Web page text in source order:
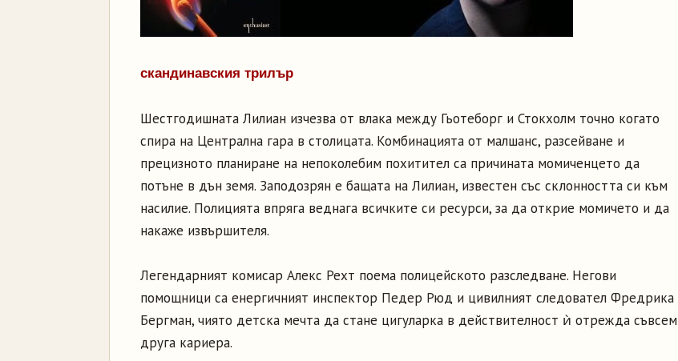
скандинавския трилър
Шестгодишната Лилиан изчезва от влака между Гьотеборг и Стокхолм точно когато
спира на Централна гара в столицата. Комбинацията от малшанс, разсейване и
прецизното планиране на непоколебим похитител са причината момиченцето да
потъне в дън земя. Заподозрян е бащата на Лилиан, известен със склонността си към
насилие. Полицията впряга веднага всичките си ресурси, за да открие момичето и да
накаже извършителя.
Легендарният комисар Алекс Рехт поема полицейското разследване. Негови
помощници са енергичният инспектор Педер Рюд и цивилният следовател Фредрика
Бергман, чиято детска мечта да стане цигуларка в действителност ѝ отрежда съвсем
друга кариера.